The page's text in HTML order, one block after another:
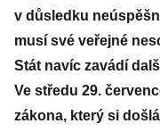
v důsledku
musí své veřejné
Stát navíc zavádí
Ve středu 29.
zákona, který si